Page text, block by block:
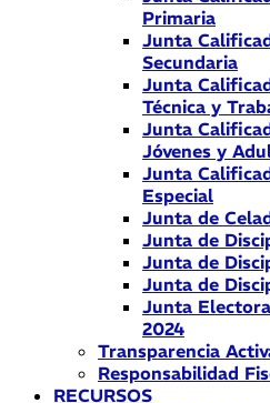
Primaria
Junta
Secundaria
Junta
Técnica y
Junta
Jóvenes y
Junta
Especial
Junta de
Junta de
Junta de
Junta de
Junta
2024
Transparencia
Responsabilidad
RECURSOS